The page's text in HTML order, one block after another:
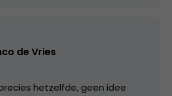
de Vries
hetzelfde, geen idee